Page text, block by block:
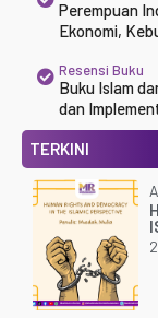
Perempuan
Ekonomi,
Resensi Buku
Buku Islam
dan
TERKINI